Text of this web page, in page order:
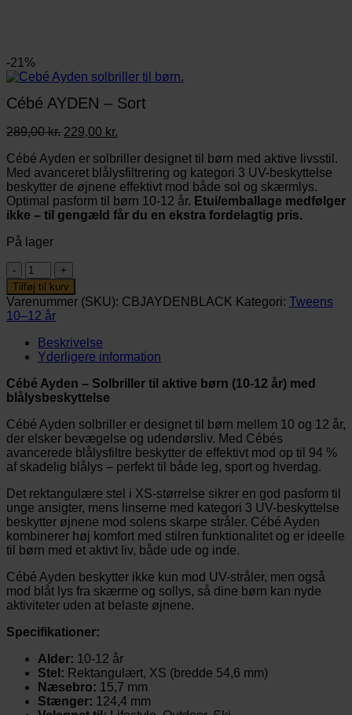
-21%
Cébé AYDEN – Sort
289,00kr. Den
pris
var:
289,00 kr..
229,00 kr.
pris
er:
229,00 kr..
Cébé Ayden er solbriller designet til børn med aktive livsstil.
Med avanceret blålysfiltrering og kategori 3 UV-beskyttelse
beskytter de øjnene effektivt mod både sol og skærmlys.
Optimal pasform til børn 10-12 år. Etui/emballage medfølger
ikke – til gengæld får du en ekstra fordelagtig pris.
På lager
Cébé
AYDEN
-
Sort
antal
Tilføj til kurv
Varenummer (SKU): CBJAYDENBLACK Kategori: Tweens
10–12 år
Beskrivelse
Yderligere information
Cébé Ayden – Solbriller til aktive børn (10-12 år) med
blålysbeskyttelse
Cébé Ayden solbriller er designet til børn mellem 10 og 12 år,
der elsker bevægelse og udendørsliv. Med Cébés
avancerede blålysfiltre beskytter de effektivt mod op til 94 %
af skadelig blålys – perfekt til både leg, sport og hverdag.
Det rektangulære stel i XS-størrelse sikrer en god pasform til
unge ansigter, mens linserne med kategori 3 UV-beskyttelse
beskytter øjnene mod solens skarpe stråler. Cébé Ayden
kombinerer høj komfort med stilren funktionalitet og er ideelle
til børn med et aktivt liv, både ude og inde.
Cébé Ayden beskytter ikke kun mod UV-stråler, men også
mod blåt lys fra skærme og sollys, så dine børn kan nyde
aktiviteter uden at belaste øjnene.
Specifikationer:
Alder: 10-12 år
Stel: Rektangulært, XS (bredde 54,6 mm)
Næsebro: 15,7 mm
Stænger: 124,4 mm